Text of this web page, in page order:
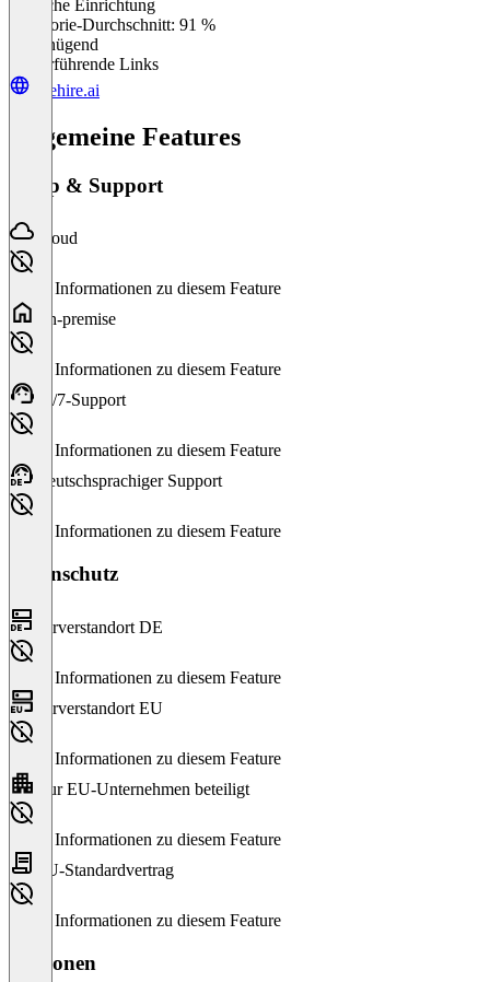
Einfache Einrichtung
Kategorie-Durchschnitt: 91 %
Ungenügend
Weiterführende Links
hirehire.ai
Allgemeine Features
Setup & Support
Cloud
Keine Informationen zu diesem Feature
On-premise
Keine Informationen zu diesem Feature
24/7-Support
Keine Informationen zu diesem Feature
Deutschsprachiger Support
Keine Informationen zu diesem Feature
Datenschutz
Serverstandort DE
Keine Informationen zu diesem Feature
Serverstandort EU
Keine Informationen zu diesem Feature
Nur EU-Unternehmen beteiligt
Keine Informationen zu diesem Feature
EU-Standardvertrag
Keine Informationen zu diesem Feature
Versionen